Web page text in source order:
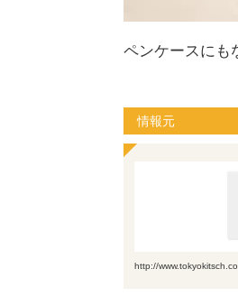
ペンケースにも
情報元
http://